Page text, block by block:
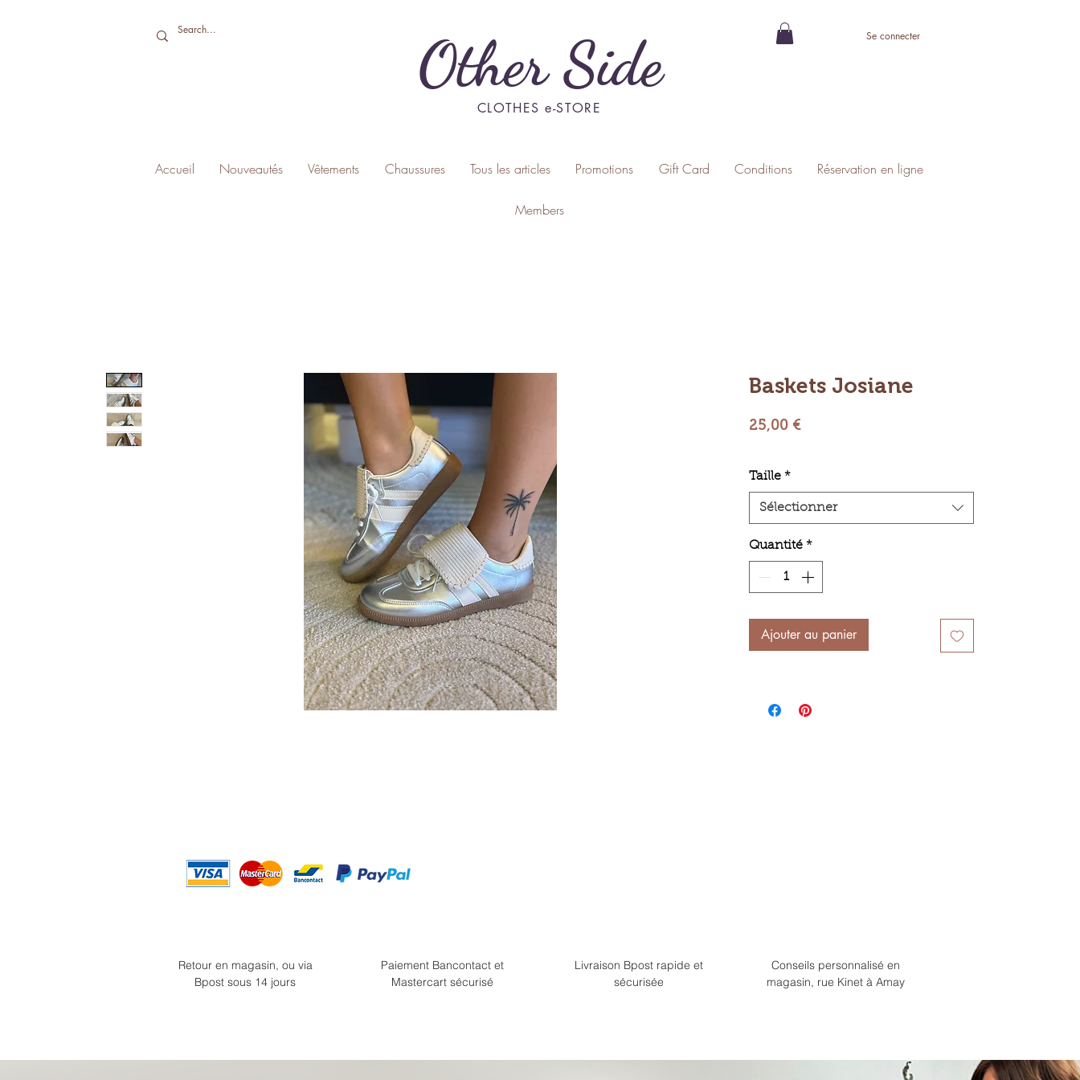
Other Side
CLOTHES e-STORE
Se connecter
Accueil Nouveautés Vêtements Chaussures Tous les articles Promotions Gift Card Conditions Réservation en ligne
Members
Baskets Josiane
25,00 €Prix
Taille *
Sélectionner
Quantité *
Ajouter au panier
Retour en magasin, ou via
Bpost sous 14 jours
Paiement Bancontact et
Mastercart sécurisé
Livraison Bpost rapide et
sécurisée
Conseils personnalisé en
magasin, rue Kinet à Amay